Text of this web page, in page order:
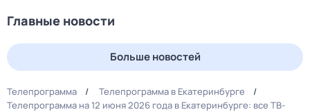
Главные новости
Больше новостей
Телепрограмма
Телепрограмма в Екатеринбурге
Телепрограмма на 12 июня 2026 года в Екатеринбурге: все ТВ-